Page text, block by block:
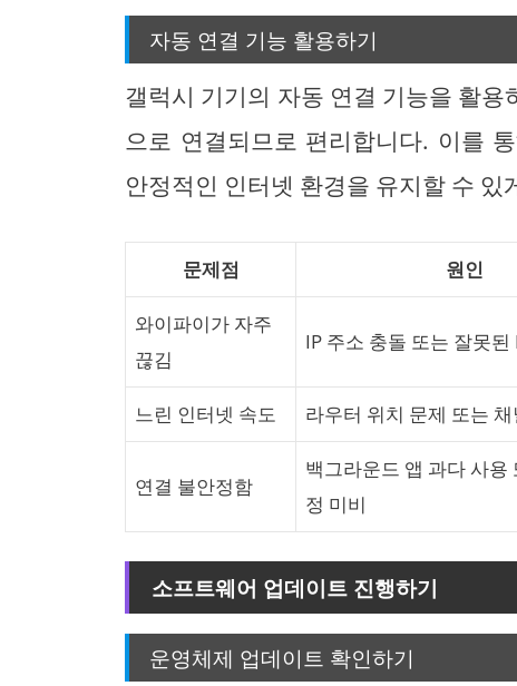
자동 연결 기능 활용하기
갤럭시 기기의 자동 연결 기능을 활
으로 연결되므로 편리합니다. 이를
안정적인 인터넷 환경을 유지할 수 있
문제점 원인
와이파이가 자주
끊김
IP 주소 충돌 또는 잘못된
느린 인터넷 속도 라우터 위치 문제 또는 채
연결 불안정함
백그라운드 앱 과다 사용
정 미비
소프트웨어 업데이트 진행하기
운영체제 업데이트 확인하기